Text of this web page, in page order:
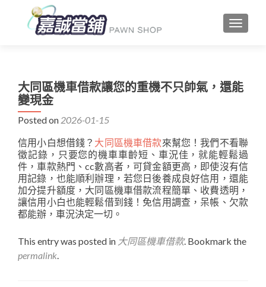
大同區機車借款讓您的重機不只帥氣，還能
變現金
Posted on 2026-01-15
信用小白想借錢？ 大同區機車借款來幫您！我們不看聯
徵記錄，只要您的機車車齡短、車況佳，就能輕鬆過
件，車款熱門、cc數高者，可貸金額更高，即使沒有信
用記錄，也能順利辦理，若您日後養成良好信用，還能
加分提升額度，大同區機車借款流程簡單、收費透明，
讓信用小白也能輕鬆借到錢！免信用調查，呆帳、欠款
都能辦，車況決定一切。
This entry was posted in 大同區機車借款. Bookmark the
permalink.